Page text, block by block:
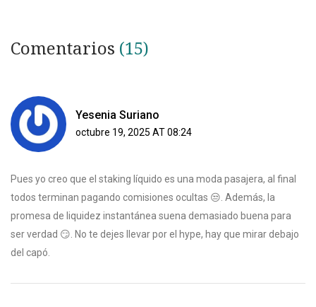
Comentarios (15)
Yesenia Suriano
octubre 19, 2025 AT 08:24
Pues yo creo que el staking líquido es una moda pasajera, al final
todos terminan pagando comisiones ocultas 😒. Además, la
promesa de liquidez instantánea suena demasiado buena para
ser verdad 😏. No te dejes llevar por el hype, hay que mirar debajo
del capó.